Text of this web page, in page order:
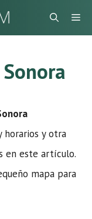
horarios y otra
en este artículo.
mapa para